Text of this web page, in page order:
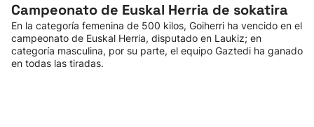
Campeonato de Euskal Herria de sokatira
En la categoría femenina de 500 kilos, Goiherri ha vencido en el
campeonato de Euskal Herria, disputado en Laukiz; en
categoría masculina, por su parte, el equipo Gaztedi ha ganado
en todas las tiradas.